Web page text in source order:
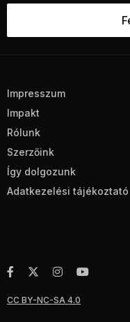
Impresszum
Impakt
Rólunk
Szerzőink
Így dolgozunk
Adatkezelési tájékoztató
CC BY-NC-SA 4.0